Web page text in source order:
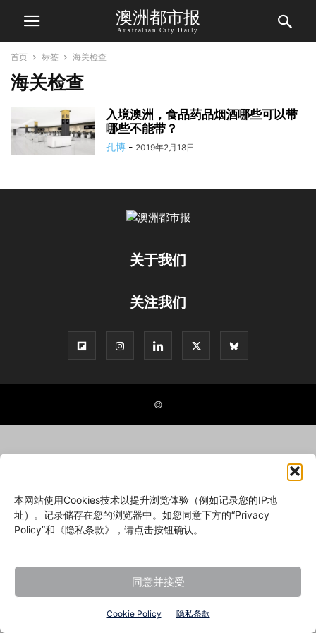
本网站使用Cookies技术以提升浏览体验（例如记录您的IP地
址）。记录储存在您的浏览器中。如您同意下方的“Privacy
Policy”和《隐私条款》，请点击按钮确认。
同意并接受
Cookie Policy 隐私条款
澳洲都市报
Australian City Daily
首页 标签 海关检查
海关检查
入境澳洲，食品药品烟酒哪些可以带
哪些不能带？
孔博 - 2019年2月18日
关于我们
关注我们
©